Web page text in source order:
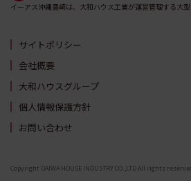
イーアス沖縄豊崎は、大和ハウス工業が運営管理する大型
サイトポリシー
会社概要
大和ハウスグループ
個人情報保護方針
お問い合わせ
Copyright DAIWA HOUSE INDUSTRY CO.,LTD All rights